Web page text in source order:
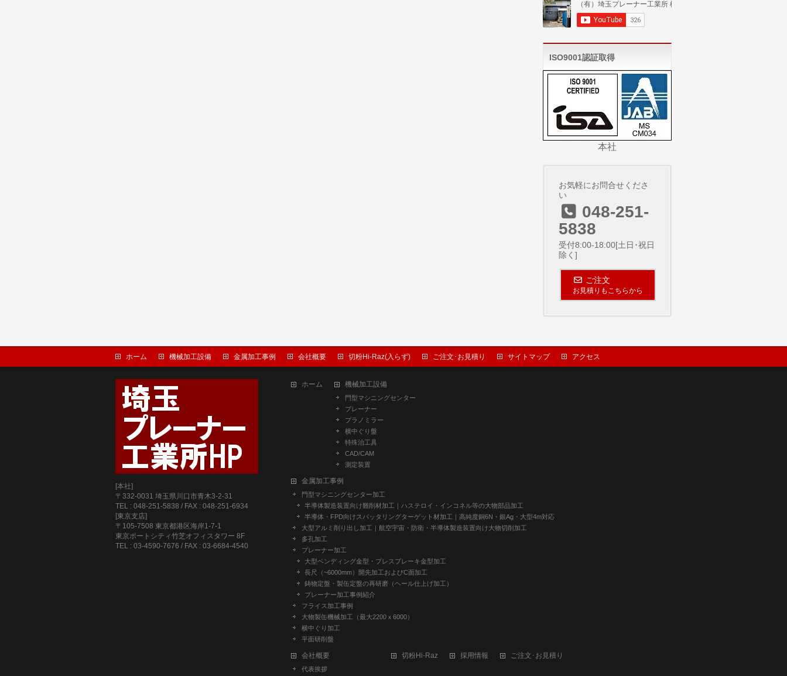
ISO9001認証取得
本社
お気軽にお問合せくださ
い
048-251-
5838
受付8:00-18:00[土日･祝日
除く]
ご注文
お見積りもこちらから
ホーム 機械加工設備 金属加工事例 会社概要 切粉Hi-Raz(入らず) ご注文･お見積り サイトマップ アクセス
[本社]
〒332-0031 埼玉県川口市青木3-2-31
TEL : 048-251-5838 / FAX : 048-251-6934
[東京支店]
〒105-7508 東京都港区海岸1-7-1
東京ポートシティ竹芝オフィスタワー 8F
TEL : 03-4590-7676 / FAX : 03-6684-4540
ホーム 機械加工設備
門型マシニングセンター
プレーナー
プラノミラー
横中ぐり盤
特殊治工具
CAD/CAM
測定装置
金属加工事例
門型マシニングセンター加工
半導体製造装置向け難削材加工｜ハステロイ・インコネル等の大物部品加工
半導体・FPD向けスパッタリングターゲット材加工｜高純度銅6N・銀Ag・大型4m対応
大型アルミ削り出し加工｜航空宇宙・防衛・半導体製造装置向け大物切削加工
多孔加工
プレーナー加工
大型ベンディング金型・プレスブレーキ金型加工
長尺（~6000mm）開先加工およびC面加工
鋳物定盤・製缶定盤の再研磨（ヘール仕上げ加工）
プレーナー加工事例紹介
フライス加工事例
大物製缶機械加工（最大2200ｘ6000）
横中ぐり加工
平面研削盤
会社概要
代表挨拶
切粉Hi-Raz 採用情報 ご注文･お見積り